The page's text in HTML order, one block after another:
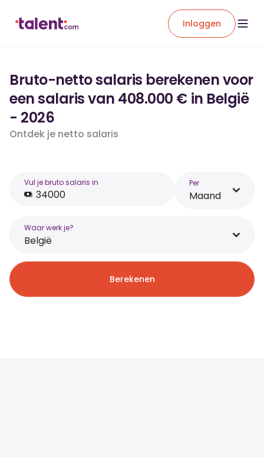
Inloggen
Bruto-netto salaris berekenen voor
een salaris van 408.000 € in België
- 2026
Ontdek je netto salaris
Vul je bruto salaris in Per
Maand
Waar werk je?
België
Berekenen